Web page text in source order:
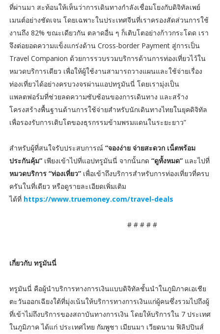
ที่ผ่านมา สะท้อนให้เห็นว่าการเดินทางกำลังเชื่อมโยงกับดิจิทัลเพย์
เมนต์อย่างชัดเจน โดยเฉพาะในประเทศจีนที่เราครองสัดส่วนการใช้
งานถึง 82% ขณะเดียวกัน ตลาดอื่น ๆ ก็เติบโตอย่างก้าวกระโดด เรา
จึงต่อยอดความแข็งแกร่งด้าน Cross-border Payment สู่การเป็น
Travel Companion ด้วยการรวบรวมบริการด้านการท่องเที่ยวไว้ใน
หมวดบริการเดียว เพื่อให้ผู้ใช้งานสามารถวางแผนและใช้จ่ายเรื่อง
ท่องเที่ยวได้อย่างครบวงจรผ่านแอปทรูมันนี่ โดยเรามุ่งเป็น
แพลตฟอร์มที่ช่วยลดความซับซ้อนของการเดินทาง และสร้าง
โครงสร้างพื้นฐานด้านการใช้จ่ายสำหรับนักเดินทางไทยในยุคดิจิทัล
เพื่อรองรับการเติบโตของธุรกรรมข้ามพรมแดนในระยะยาว”
สำหรับผู้ที่สนใจรับประสบการณ์ “จองง่าย จ่ายสะดวก เน็ตพร้อม
ประกันคุ้ม” เพียงเข้าไปที่แอปทรูมันนี่ จากนั้นกด “ดูทั้งหมด” และไปที่
หมวดบริการ “ท่องเที่ยว” เพื่อเข้าถึงบริการสำหรับการท่องเที่ยวที่ครบ
ครันในที่เดียว หรือดูรายละเอียดเพิ่มเติม
ได้ที่ https://www.truemoney.com/travel-deals
# # # # #
เกี่ยวกับ ทรูมันนี่
ทรูมันนี่ คือผู้นำบริการทางการเงินแบบดิจิทัลชั้นนำในภูมิภาคเอเชีย
ตะวันออกเฉียงใต้ที่มุ่งเน้นให้บริการทางการเงินแก่ผู้คนซึ่งรวมไปถึงผู้
ที่เข้าไม่ถึงบริการของสถาบันทางการเงิน โดยให้บริการใน 7 ประเทศ
ในภูมิภาค ได้แก่ ประเทศไทย กัมพูชา เมียนมา เวียดนาม ฟิลิปปินส์